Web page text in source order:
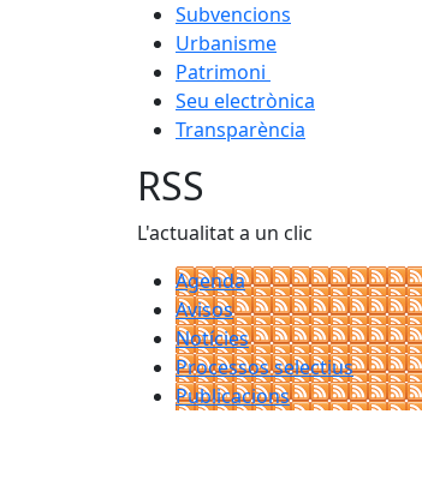
Subvencions
Urbanisme
Patrimoni
Seu electrònica
Transparència
RSS
L'actualitat a un clic
Agenda
Avisos
Notícies
Processos selectius
Publicacions